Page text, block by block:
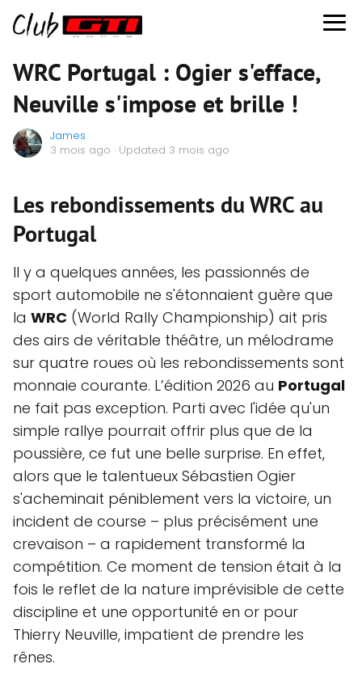
WRC Portugal : Ogier s'efface,
Neuville s'impose et brille !
James
3 mois ago · Updated 3 mois ago
Les rebondissements du WRC au
Portugal
Il y a quelques années, les passionnés de
sport automobile ne s'étonnaient guère que
la WRC (World Rally Championship) ait pris
des airs de véritable théâtre, un mélodrame
sur quatre roues où les rebondissements sont
monnaie courante. L’édition 2026 au Portugal
ne fait pas exception. Parti avec l'idée qu'un
simple rallye pourrait offrir plus que de la
poussière, ce fut une belle surprise. En effet,
alors que le talentueux Sébastien Ogier
s'acheminait péniblement vers la victoire, un
incident de course – plus précisément une
crevaison – a rapidement transformé la
compétition. Ce moment de tension était à la
fois le reflet de la nature imprévisible de cette
discipline et une opportunité en or pour
Thierry Neuville, impatient de prendre les
rênes.